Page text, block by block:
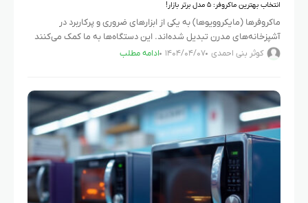
انتخاب بهترین ماکروفر: ۵ مدل برتر بازار!
ماکروفرها (مایکروویوها) به یکی از ابزارهای ضروری و پرکاربرد در
آشپزخانه‌های مدرن تبدیل شده‌اند. این دستگاه‌ها به ما کمک می‌کنند
غذا را سریع و راحت گرم کنیم. با وجود تنوع
کوثر بنی احمدی ۱۴۰۴/۰۴/۰۷ ادامه مطلب